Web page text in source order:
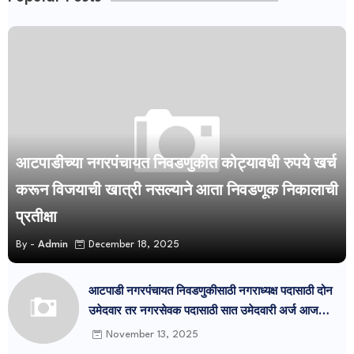
आटपाडीच्या नगरपंचायत निवडणुकीत कोट्यावधी रुपये खर्च
करून विजयाची खात्री नसल्याने आता निवडणूक निकालाची
प्रतीक्षा
By - Admin December 18, 2025
आटपाडी नगरपंचायत निवडणुकीसाठी नगराध्यक्ष पदासाठी दोन
उमेदवार तर नगरसेवक पदासाठी सात उमेदवारी अर्ज आज
दाखलNovember 13, 2025